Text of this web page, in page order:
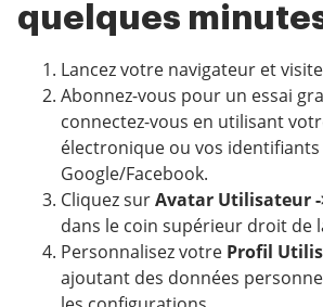
quelques
Lancez votre navigateur et
Abonnez-vous pour un essai
connectez-vous en utilisant
électronique ou vos identifiants
Google/Facebook.
Cliquez surAvatar Utilisateur
dans le coin supérieur droit de
Personnalisez votre Profil
ajoutant des données